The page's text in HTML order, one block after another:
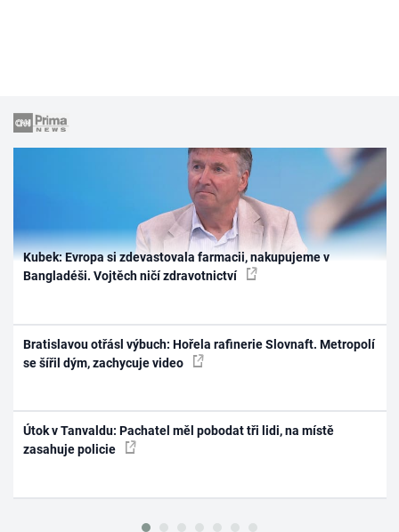
Kubek: Evropa si zdevastovala farmacii, nakupujeme v
Bangladéši. Vojtěch ničí zdravotnictví
Bratislavou otřásl výbuch: Hořela rafinerie Slovnaft. Metropolí
se šířil dým, zachycuje video
Útok v Tanvaldu: Pachatel měl pobodat tři lidi, na místě
zasahuje policie